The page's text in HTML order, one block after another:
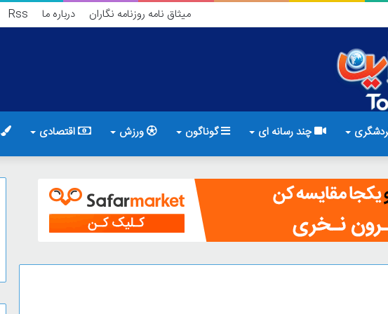
میثاق نامه روزنامه نگاران درباره ما Rss
چند رسانه ای گوناگون ورزش اقتصادی